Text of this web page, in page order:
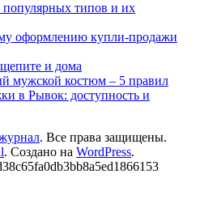
популярных типов и их
оформлению купли-продажи
и дома
мужской костюм – 5 правил
в Рывок: доступность и
. Все права защищены.
. Создано на WordPress.